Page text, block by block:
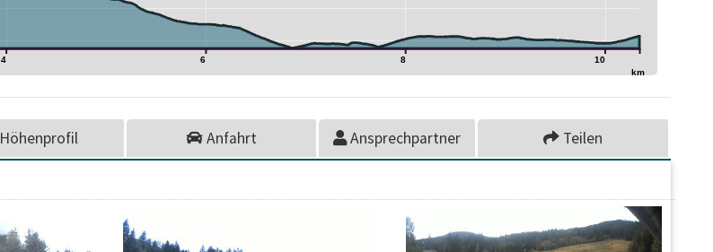
4 6 8 10
km
Höhenprofil Anfahrt Ansprechpartner Teilen